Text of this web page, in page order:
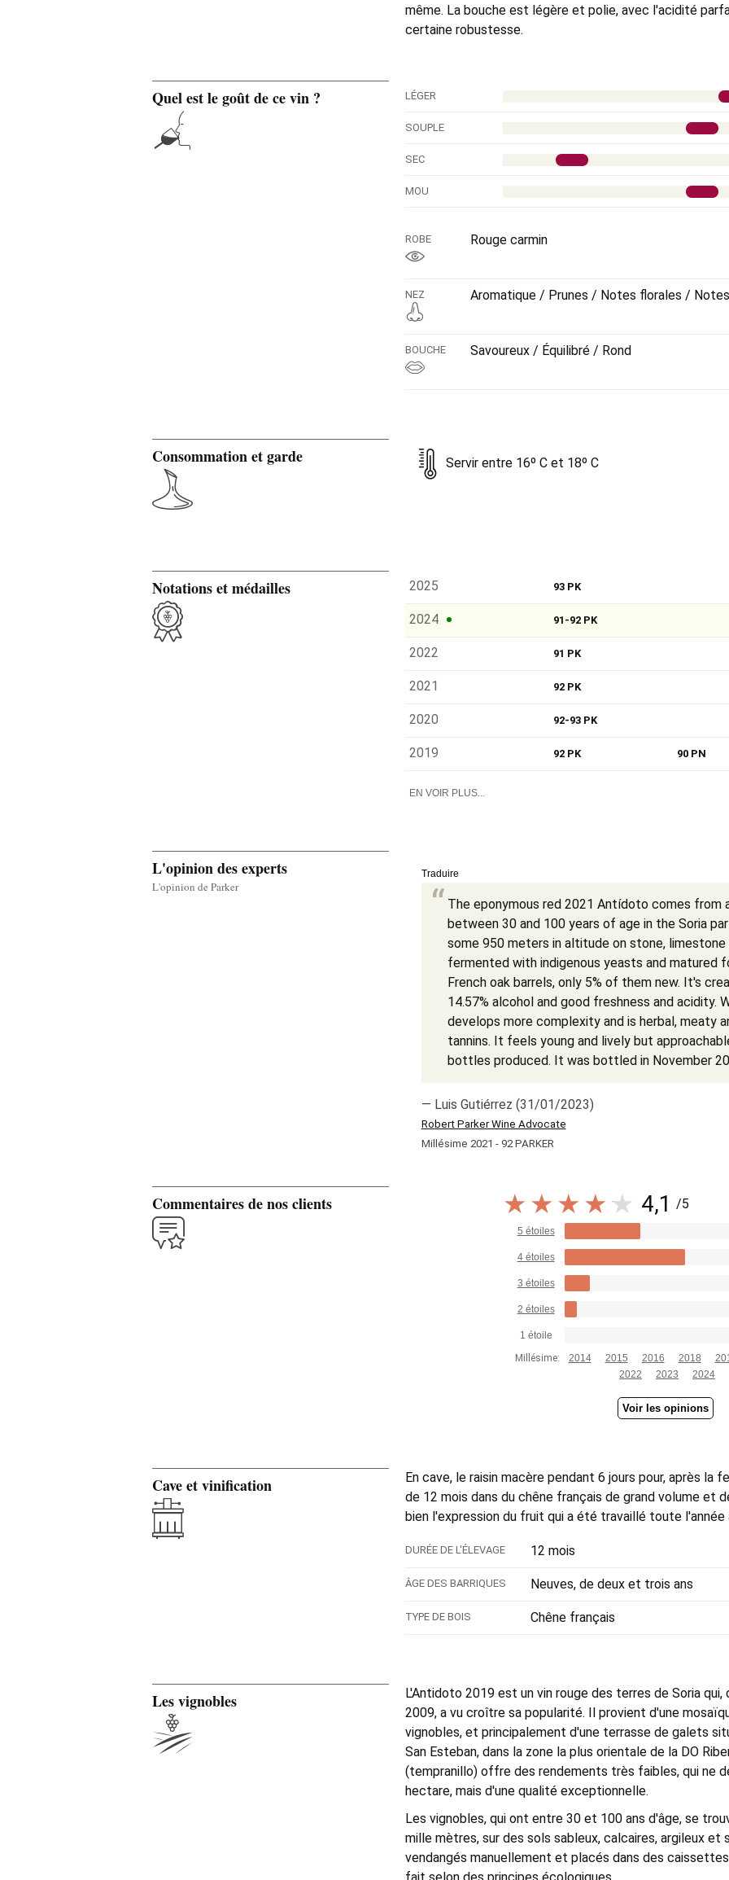
même. La bouche est légère et polie, avec l'acidité
certaine robustesse.
Quel est le goût de ce vin ? LÉGER
SOUPLE
SEC
MOU
ROBE Rouge carmin
NEZ Aromatique / Prunes / Notes florales /
BOUCHE Savoureux / Équilibré / Rond
Consommation et garde Servir entre 16º C et 18º C
Notations et médailles 2025 93 PK
2024 91-92 PK
2022 91 PK
2021 92 PK
2020 92-93 PK
2019 92 PK 90 PN
EN VOIR PLUS...
L'opinion des experts
L'opinion de Parker
Traduire
The eponymous red 2021 Antídoto comes from
between 30 and 100 years of age in the Soria
some 950 meters in altitude on stone, limestone
fermented with indigenous yeasts and matured
French oak barrels, only 5% of them new. It's
14.57% alcohol and good freshness and acidity.
develops more complexity and is herbal, meaty
tannins. It feels young and lively but
bottles produced. It was bottled in November
— Luis Gutiérrez (31/01/2023)
Robert Parker Wine Advocate
Millésime 2021 - 92 PARKER
Commentaires de nos clients 4,1 /5
5 étoiles
4 étoiles
3 étoiles
2 étoiles
1 étoile
Millésime:
2014 2015 2016 2018
2022
2023 2024
Voir les opinions
Cave et vinification
En cave, le raisin macère pendant 6 jours pour, après la
de 12 mois dans du chêne français de grand volume et
bien l'expression du fruit qui a été travaillé toute l'année
DURÉE DE L'ÉLEVAGE 12 mois
ÂGE DES BARRIQUES Neuves, de deux et trois ans
TYPE DE BOIS Chêne français
Les vignobles
L'Antidoto 2019 est un vin rouge des terres de Soria qui,
2009, a vu croître sa popularité. Il provient d'une
vignobles, et principalement d'une terrasse de galets
San Esteban, dans la zone la plus orientale de la DO
(tempranillo) offre des rendements très faibles, qui ne
hectare, mais d'une qualité exceptionnelle.
Les vignobles, qui ont entre 30 et 100 ans d'âge, se
mille mètres, sur des sols sableux, calcaires, argileux et
vendangés manuellement et placés dans des